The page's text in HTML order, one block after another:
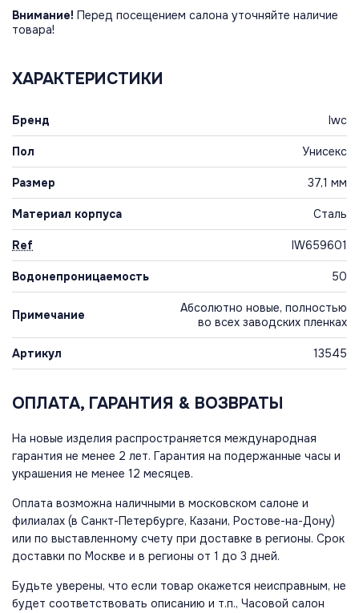
Внимание! Перед посещением салона уточняйте наличие
товара!
ХАРАКТЕРИСТИКИ
Бренд Iwc
Пол Унисекс
Размер 37,1 мм
Материал корпуса Сталь
Ref IW659601
Водонепроницаемость 50
Примечание
Абсолютно новые, полностью
во всех заводских пленках
Артикул 13545
ОПЛАТА, ГАРАНТИЯ & ВОЗВРАТЫ
На новые изделия распространяется международная
гарантия не менее 2 лет. Гарантия на подержанные часы и
украшения не менее 12 месяцев.
Оплата возможна наличными в московском салоне и
филиалах (в Санкт-Петербурге, Казани, Ростове-на-Дону)
или по выставленному счету при доставке в регионы. Срок
доставки по Москве и в регионы от 1 до 3 дней.
Будьте уверены, что если товар окажется неисправным, не
будет соответствовать описанию и т.п., Часовой салон